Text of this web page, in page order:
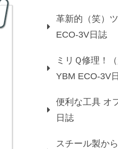
革新的（笑）
ECO-3V日誌
ミリＱ修理！
YBM ECO-3V
便利な工具 オ
日誌
スチール製か